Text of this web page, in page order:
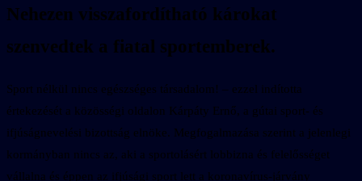
Nehezen visszafordítható károkat
szenvedtek a fiatal sportemberek.
Sport nélkül nincs egészséges társadalom! – ezzel indította
értekezését a közösségi oldalon Kárpáty Ernő, a gútai sport- és
ifjúságnevelési bizottság elnöke. Megfogalmazása szerint a jelenlegi
kormányban nincs az, aki a sportolásért lobbizna és felelősséget
vállalna és éppen az ifjúsági sport lett a koronavírus-járvány